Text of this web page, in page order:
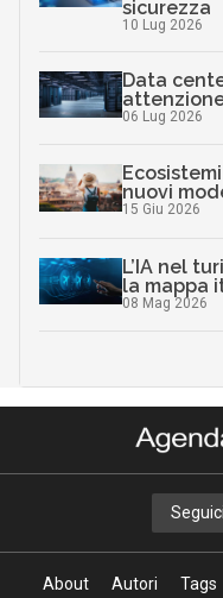
sicurezza
10 Lug 2026
Data
06 Lug 2026
nuovi
15 Giu 2026
L’IA nel
la mappa
08 Mag 2026
Seguici
About Autori Tags